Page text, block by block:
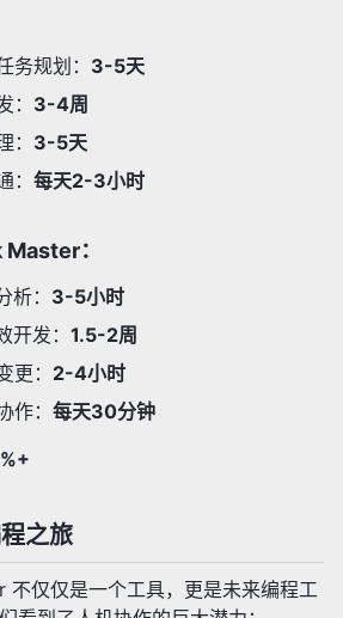
务规划： 3-5天
3-4周
： 3-5天
每天2-3小时
：
： 3-5小时
发： 1.5-2周
更： 2-4小时
作： 每天30分钟
之旅
仅仅是一个工具，更是未来编程工